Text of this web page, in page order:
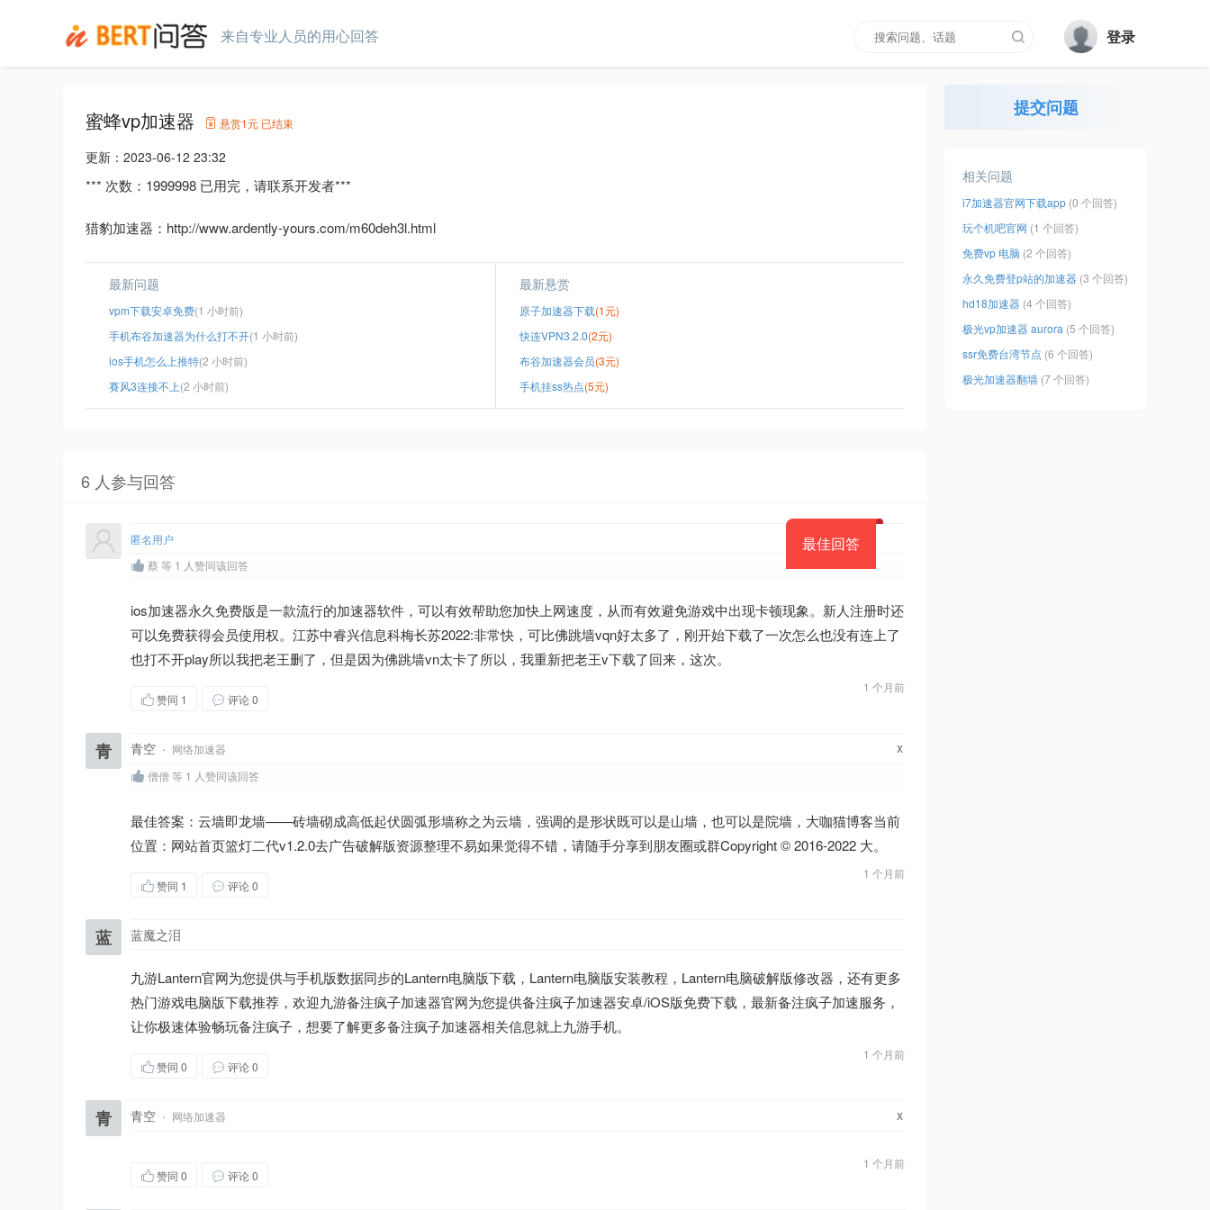
来自专业人员的用心回答 登录
蜜蜂vp加速器 悬赏1元 已结束
更新： 2023-06-12 23:32
*** 次数：1999998 已用完，请联系开发者***
猎豹加速器：http://www.ardently-yours.com/m60deh3l.html
最新问题
vpm下载安卓免费(1 小时前)
手机布谷加速器为什么打不开(1 小时前)
ios手机怎么上推特(2 小时前)
賽风3连接不上(2 小时前)
最新悬赏
原子加速器下载(1元)
快连VPN3.2.0(2元)
布谷加速器会员(3元)
手机挂ss热点(5元)
6 人参与回答
最佳回答
匿名用户
蔡 等 1 人赞同该回答
ios加速器永久免费版是一款流行的加速器软件，可以有效帮助您加快上网速度，从而有效避免游戏中出现卡顿现象。新人注册时还
可以免费获得会员使用权。江苏中睿兴信息科梅长苏2022:非常快，可比佛跳墙vqn好太多了，刚开始下载了一次怎么也没有连上了
也打不开play所以我把老王删了，但是因为佛跳墙vn太卡了所以，我重新把老王v下载了回来，这次。
1 个月前
赞同 1 评论 0
青 青空 · 网络加速器 x
僧僧 等 1 人赞同该回答
最佳答案：云墙即龙墙——砖墙砌成高低起伏圆弧形墙称之为云墙，强调的是形状既可以是山墙，也可以是院墙，大咖猫博客当前
位置：网站首页篮灯二代v1.2.0去广告破解版资源整理不易如果觉得不错，请随手分享到朋友圈或群Copyright © 2016-2022 大。
1 个月前
赞同 1 评论 0
蓝 蓝魔之泪
九游Lantern官网为您提供与手机版数据同步的Lantern电脑版下载，Lantern电脑版安装教程，Lantern电脑破解版修改器，还有更多
热门游戏电脑版下载推荐，欢迎九游备注疯子加速器官网为您提供备注疯子加速器安卓/iOS版免费下载，最新备注疯子加速服务，
让你极速体验畅玩备注疯子，想要了解更多备注疯子加速器相关信息就上九游手机。
1 个月前
赞同 0 评论 0
青 青空 · 网络加速器 x
1 个月前
赞同 0 评论 0
提交问题
相关问题
i7加速器官网下载app (0 个回答)
玩个机吧官网 (1 个回答)
免费vp 电脑 (2 个回答)
永久免费登p站的加速器 (3 个回答)
hd18加速器 (4 个回答)
极光vp加速器 aurora (5 个回答)
ssr免费台湾节点 (6 个回答)
极光加速器翻墙 (7 个回答)